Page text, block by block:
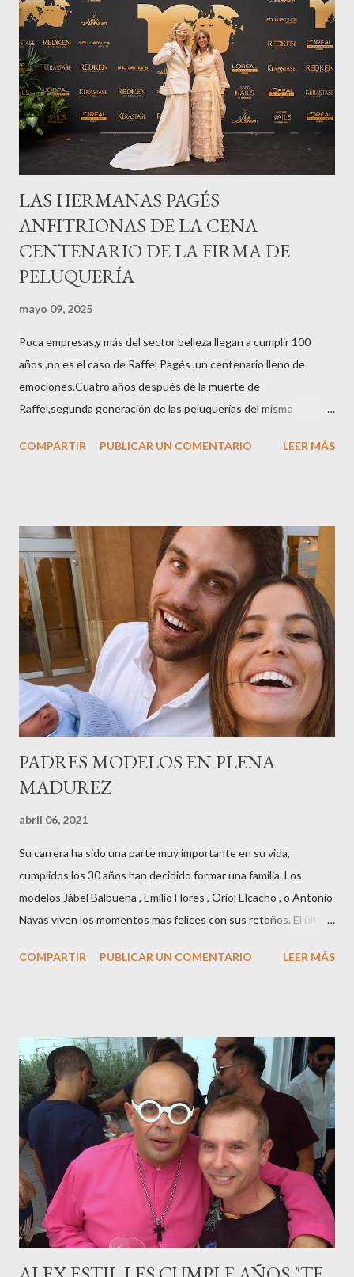
LAS HERMANAS PAGÉS
ANFITRIONAS DE LA CENA
CENTENARIO DE LA FIRMA DE
PELUQUERÍA
mayo 09, 2025
Poca empresas,y más del sector belleza llegan a cumplir 100
años ,no es el caso de Raffel Pagés ,un centenario lleno de
emociones.Cuatro años después de la muerte de
Raffel,segunda generación de las peluquerías del mismo
sector en una cena de reconocimiento.Sus hijas Carolina (CEO
peluquería del grupo.Justo hace unos días Carol Pagés nos
contaba detalles del homenaje en Actualida Rosa en RCE
radio,en el programa que presento todos los jueves de 17 a 18
horas . Carolina y Quionia Pagés Carolina Pagés La cita ,en el
Museu Marítim de BCN ,en las Drassanes reunió a figuras
destacadas del sector,así como clientes, autoridades y medios
de comunicación, en una velada inolvidable bajo el lema “Cien
años peinando almas, creando belleza,i...
COMPARTIR PUBLICAR UN COMENTARIO LEER MÁS
PADRES MODELOS EN PLENA
MADUREZ
abril 06, 2021
Su carrera ha sido una parte muy importante en su vida,
cumplidos los 30 años han decidido formar una familia. Los
modelos Jábel Balbuena , Emilio Flores , Oriol Elcacho , o Antonio
Navas viven los momentos más felices con sus retoños. El último
M ateo nació en Barcelona hace poco más de una semana. El top
haciéndole padre de un precioso niño. Marta ha sido toda una
campeona, durante los primeros 3 meses de embarazo tuvo que
guardar reposo debido a un síndrome llamado
“hiperemesisgravídica”.Pasados los meses fatídicos de
gestación Marta tiró adelante con el embarazo, ahora es una
mamá feliz. Otro de los modelos que ha sido padre este año ha
sido el madrileño, Emilio Flores , el top que desfiló en las mejores
pasarelas ...
COMPARTIR PUBLICAR UN COMENTARIO LEER MÁS